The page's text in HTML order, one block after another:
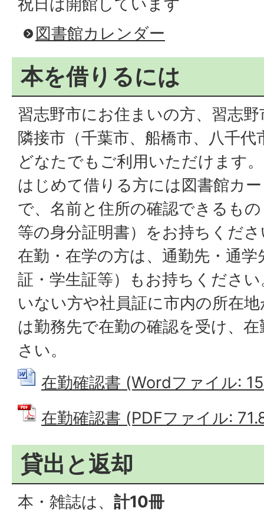
図書館カレンダー
本を借りるには
習志野市にお住まいの方、習志
隣接市（千葉市、船橋市、八千
どなたでもご利用いただけます。
はじめて借りる方には図書館カ
で、名前と住所の確認できるも
等の身分証明書）をお持ちくだ
在勤・在学の方は、通勤先・通
証・学生証等）もお持ちくださ
いない方や社員証に市内の所在
は勤務先で在勤の確認を受け、
さい。
在勤確認書 (Wordファイル:
在勤確認書 (PDFファイル:
貸出と返却
本・雑誌は、 計10冊